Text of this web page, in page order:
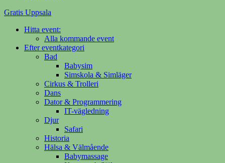
Gratis Uppsala
Din evenemangsguide på nätet
Hitta event:
Alla kommande event
Efter eventkategori
Bad
Babysim
Simskola & Simläger
Cirkus & Trolleri
Dans
Dator & Programmering
IT-vägledning
Djur
Safari
Historia
Hälsa & Välmående
Babymassage